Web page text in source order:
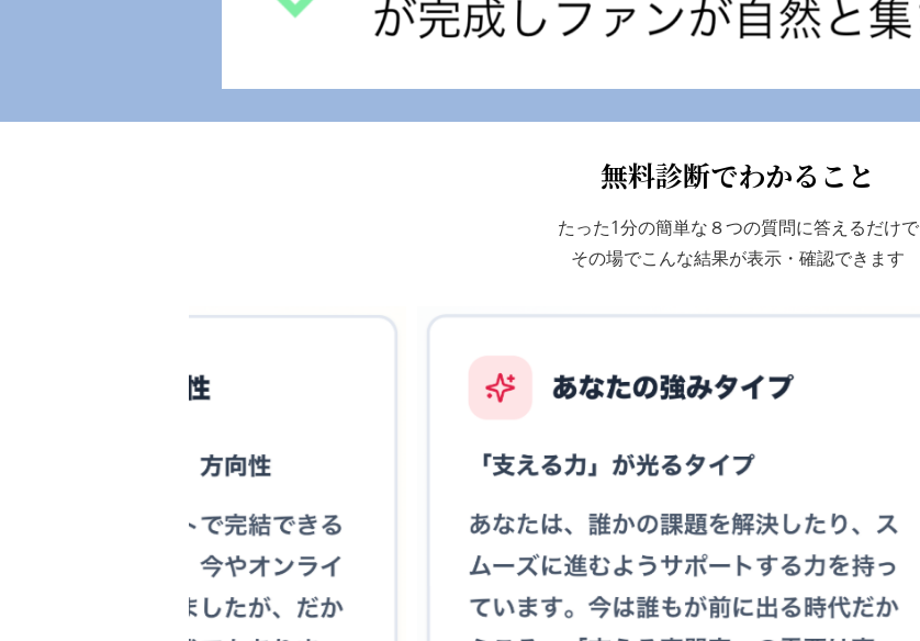
無料診断でわかること
たった1分の簡単な８つの質問に答えるだけで
その場でこんな結果が表示・確認できます